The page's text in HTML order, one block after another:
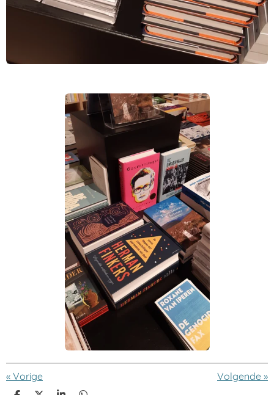
« Vorige Volgende »